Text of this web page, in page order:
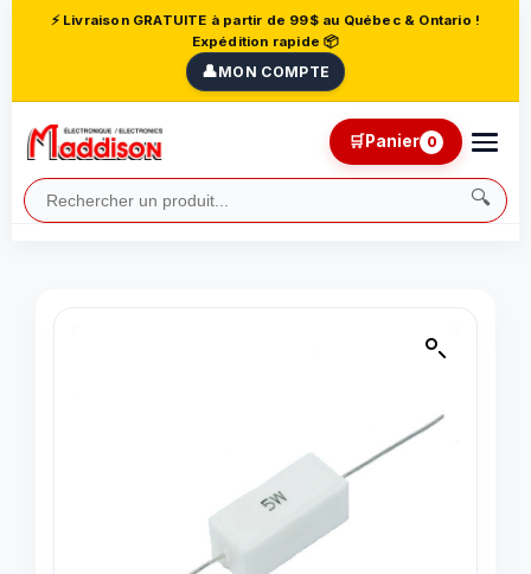
⚡ Livraison GRATUITE à partir de 99$ au Québec & Ontario !
Expédition rapide 📦
👤MON COMPTE
🔍
🛒Panier 0